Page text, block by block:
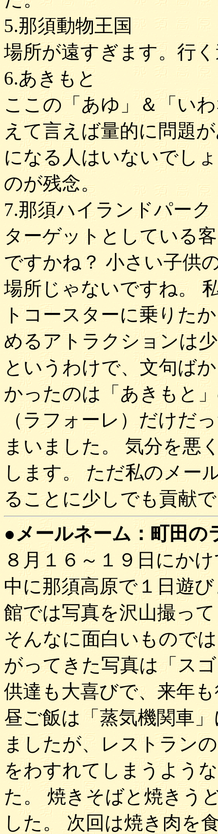
5.那須動物王国
場所が遠すぎます。行
6.あきもと
ここの「あゆ」＆「い
えて言えば量的に問題
になる人はいないでし
のが残念。
7.那須ハイランドパーク
ターゲットとしている
ですかね？ 小さい子供
場所じゃないですね。
トコースターに乗りた
めるアトラクションは
というわけで、文句ば
かったのは「あきもと
（ラフォーレ）だけだ
まいました。 気分を悪
します。 ただ私のメー
ることに少しでも貢献
●メールネーム：町田の
８月１６～１９日にか
中に那須高原で１日遊
館では写真を沢山撮っ
そんなに面白いもので
がってきた写真は「ス
供達も大喜びで、来年
昼ご飯は「蒸気機関車
ましたが、レストラン
をわすれてしまうよう
た。 焼きそばと焼きう
した。 次回は焼き肉を